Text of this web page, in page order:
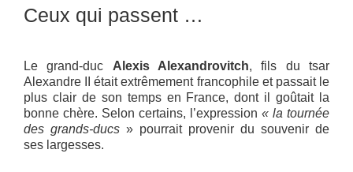
Ceux qui passent …
Le grand-duc Alexis Alexandrovitch, fils du tsar
Alexandre II était extrêmement francophile et passait le
plus clair de son temps en France, dont il goûtait la
bonne chère. Selon certains, l’expression « la tournée
des grands-ducs » pourrait provenir du souvenir de
ses largesses.